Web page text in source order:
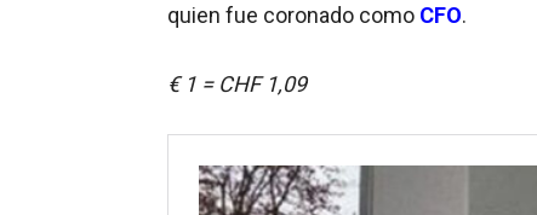
quien fue coronado como CFO.
€ 1 = CHF 1,09